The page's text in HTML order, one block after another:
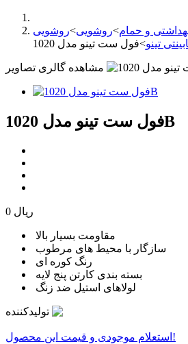
و حمام>روشویی>روشویی
تینو>
مشاهده گالری تصاویر
فول ست تینو مدل 1020B
0 ریال
مقاومت بسیار بالا
سازگار با محیط های مرطوب
رنگ کوره ای
بسته بندی کارتن پنج لایه
لولاهای استیل ضد زنگ
تولیدکننده
استعلام موجودی و قیمت این محصول!